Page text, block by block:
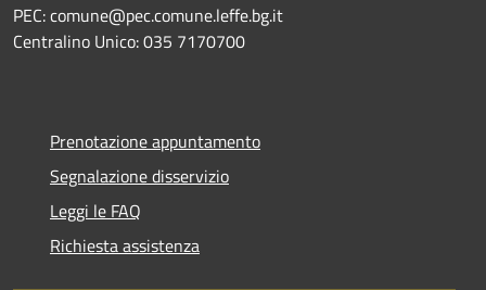
PEC: comune@pec.comune.leffe.bg.it
Centralino Unico: 035 7170700
Prenotazione appuntamento
Segnalazione disservizio
Leggi le FAQ
Richiesta assistenza